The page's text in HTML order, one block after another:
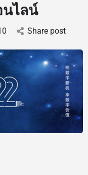
ไลน์
Share post